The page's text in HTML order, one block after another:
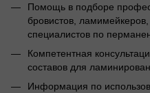
Помощь в подборе
бровистов,
специалистов по
Компетентная
составов для
Информация по